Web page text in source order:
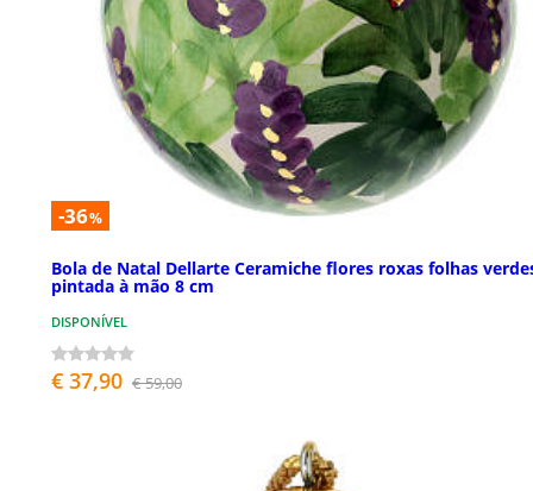
-36%
Bola de Natal Dellarte Ceramiche flores roxas folhas
pintada à mão 8 cm
DISPONÍVEL
€ 37,90 € 59,00